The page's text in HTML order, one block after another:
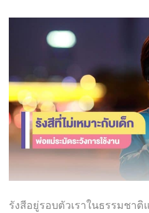
รังสีอยู่รอบตัวเราในธรรมชา